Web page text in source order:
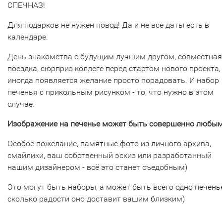
СПЕЧНАЗ!
Для подарков не нужен повод! Да и не все даты есть в
календаре.
День знакомства с будущим лучшим другом, совместная
поездка, сюрприз коллеге перед стартом нового
иногда появляется желание просто порадовать. И набор
печенья с прикольным рисунком - то, что нужно в этом
случае.
Изображение на печенье может быть совершенно
Особое пожелание, памятные фото из личного архива,
смайлики, ваш собственный эскиз или разработанный
нашим дизайнером - всё это станет съедобным)
Это могут быть наборы, а может быть всего одно
сколько радости оно доставит вашим близким)